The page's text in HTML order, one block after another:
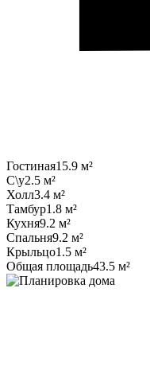
Гостиная15.9 м²
С\у2.5 м²
Холл3.4 м²
Тамбур1.8 м²
Кухня9.2 м²
Спальня9.2 м²
Крыльцо1.5 м²
Общая площадь43.5 м²